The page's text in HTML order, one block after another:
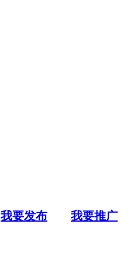
我要发布 我要推广